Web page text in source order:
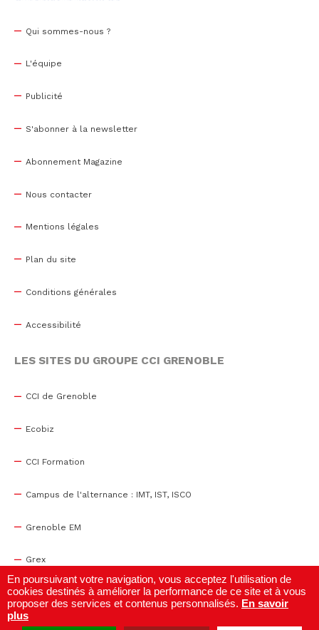
Qui sommes-nous ?
L'équipe
Publicité
S'abonner à la newsletter
Abonnement Magazine
Nous contacter
Mentions légales
Plan du site
Conditions générales
Accessibilité
LES SITES DU GROUPE CCI GRENOBLE
CCI de Grenoble
Ecobiz
CCI Formation
Campus de l'alternance : IMT, IST, ISCO
Grenoble EM
Grex
WTC Grenoble
Centre de congrès
En poursuivant votre navigation, vous acceptez l'utilisation de
cookies destinés à améliorer la performance de ce site et à vous
proposer des services et contenus personnalisés. En savoir
plus